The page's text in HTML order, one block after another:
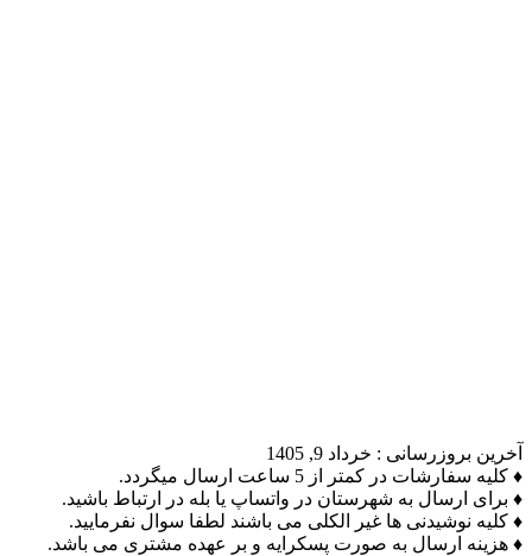
آخرین بروزرسانی : خرداد 9, 1405
♦ کلیه سفارشات در کمتر از 5 ساعت ارسال میگردد.
♦ برای ارسال به شهرستان در واتساپ یا بله در ارتباط باشید.
♦ کلیه نوشیدنی ها غیر الکلی می باشند لطفا سوال نفرمایید.
♦ هزینه ارسال به صورت پسکرایه و بر عهده مشتری می باشد.